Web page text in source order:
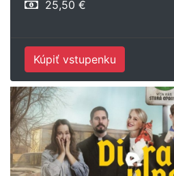
25,50 €
Kúpiť vstupenku